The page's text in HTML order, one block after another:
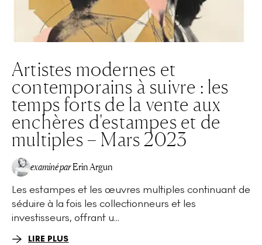
Artistes modernes et
contemporains à suivre : les
temps forts de la vente aux
enchères d'estampes et de
multiples – Mars 2023
EA
examiné par Erin Argun
Les estampes et les œuvres multiples continuant de
séduire à la fois les collectionneurs et les
investisseurs, offrant u...
LIRE PLUS